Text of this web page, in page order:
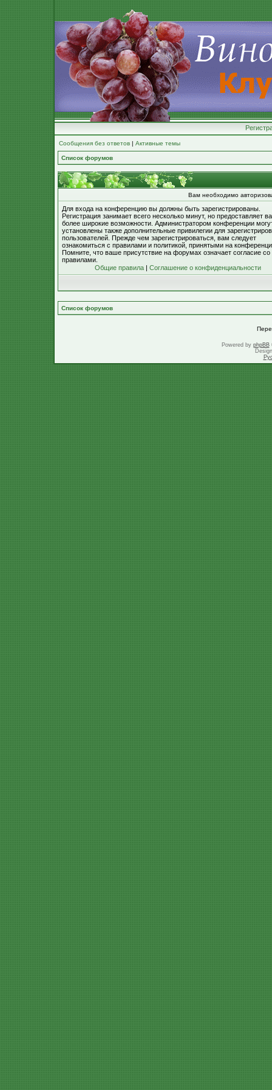
Сообщения без ответов | Активные темы
Список форумов
Вам необходимо
Для входа на конференцию вы должны быть зарегистрированы.
Регистрация занимает всего несколько минут, но предоставляет
более широкие возможности. Администратором конференции
установлены также дополнительные привилегии для
пользователей. Прежде чем зарегистрироваться, вам следует
ознакомиться с правилами и политикой, принятыми на
Помните, что ваше присутствие на форумах означает согласие со
правилами.
Общие правила | Соглашение о конфиденциальности
Список форумов
Powered by phpBB